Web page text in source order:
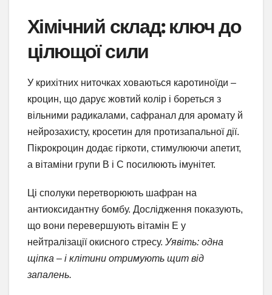
Хімічний склад: ключ до
цілющої сили
У крихітних ниточках ховаються каротиноїди –
кроцин, що дарує жовтий колір і бореться з
вільними радикалами, сафранал для аромату й
нейрозахисту, кросетин для протизапальної дії.
Пікрокроцин додає гіркоти, стимулюючи апетит,
а вітаміни групи B і C посилюють імунітет.
Ці сполуки перетворюють шафран на
антиоксидантну бомбу. Дослідження показують,
що вони перевершують вітамін E у
нейтралізації окисного стресу. Уявіть: одна
щіпка – і клітини отримують щит від
запалень.